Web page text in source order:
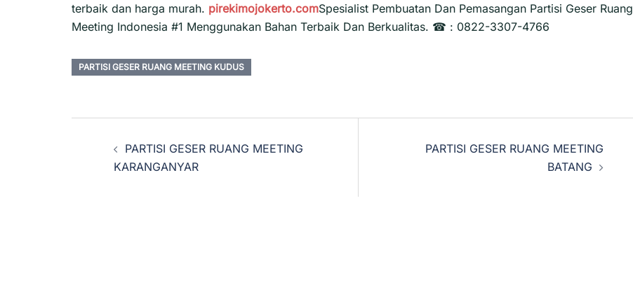
terbaik dan harga murah. pirekimojokerto.comSpesialist Pembuatan Dan Pemasangan Partisi Geser Ruang
Meeting Indonesia #1 Menggunakan Bahan Terbaik Dan Berkualitas. ☎ : 0822-3307-4766
PARTISI GESER RUANG MEETING KUDUS
Navigasi
Tulisan
PARTISI GESER RUANG MEETING
KARANGANYAR
PARTISI GESER RUANG MEETING
BATANG